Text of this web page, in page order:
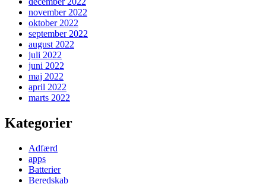
november 2022
oktober 2022
september 2022
august 2022
juli 2022
juni 2022
maj 2022
april 2022
marts 2022
Kategorier
Adfærd
apps
Batterier
Beredskab